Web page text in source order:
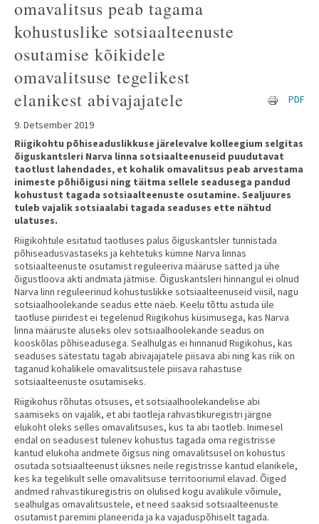
omavalitsus peab tagama
kohustuslike sotsiaalteenuste
osutamise kõikidele
omavalitsuse tegelikest
elanikest abivajajatele
9. Detsember 2019
PDF
Riigikohtu põhiseaduslikkuse järelevalve kolleegium selgitas
õiguskantsleri Narva linna sotsiaalteenuseid puudutavat
taotlust lahendades, et kohalik omavalitsus peab arvestama
inimeste põhiõigusi ning täitma sellele seadusega pandud
kohustust tagada sotsiaalteenuste osutamine. Sealjuures
tuleb vajalik sotsiaalabi tagada seaduses ette nähtud
ulatuses.
Riigikohtule esitatud taotluses palus õiguskantsler tunnistada
põhiseadusvastaseks ja kehtetuks kümne Narva linnas
sotsiaalteenuste osutamist reguleeriva määruse sätted ja ühe
õigustloova akti andmata jätmise. Õiguskantsleri hinnangul ei olnud
Narva linn reguleerinud kohustuslikke sotsiaalteenuseid viisil, nagu
sotsiaalhoolekande seadus ette näeb. Keelu tõttu astuda üle
taotluse piiridest ei tegelenud Riigikohus küsimusega, kas Narva
linna määruste aluseks olev sotsiaalhoolekande seadus on
kooskõlas põhiseadusega. Sealhulgas ei hinnanud Riigikohus, kas
seaduses sätestatu tagab abivajajatele piisava abi ning kas riik on
taganud kohalikele omavalitsustele piisava rahastuse
sotsiaalteenuste osutamiseks.
Riigikohus rõhutas otsuses, et sotsiaalhoolekandelise abi
saamiseks on vajalik, et abi taotleja rahvastikuregistri järgne
elukoht oleks selles omavalitsuses, kus ta abi taotleb. Inimesel
endal on seadusest tulenev kohustus tagada oma registrisse
kantud elukoha andmete õigsus ning omavalitsusel on kohustus
osutada sotsiaalteenust üksnes neile registrisse kantud elanikele,
kes ka tegelikult selle omavalitsuse territooriumil elavad. Õiged
andmed rahvastikuregistris on olulised kogu avalikule võimule,
sealhulgas omavalitsustele, et need saaksid sotsiaalteenuste
osutamist paremini planeerida ja ka vajaduspõhiselt tagada.